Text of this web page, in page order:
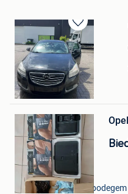
Bewaren
in
Mijn
Favorieten
Serkan Çetin
Oostham
Bewaren
Mijn
Favorieten
Haaltert + Deel Erembodegem